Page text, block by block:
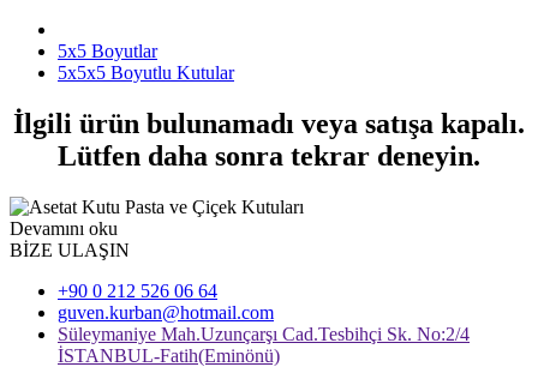
5x5 Boyutlar
5x5x5 Boyutlu Kutular
İlgili ürün bulunamadı veya satışa kapalı.
Lütfen daha sonra tekrar deneyin.
Devamını oku
BİZE ULAŞIN
+90 0 212 526 06 64
guven.kurban@hotmail.com
Süleymaniye Mah.Uzunçarşı Cad.Tesbihçi Sk. No:2/4
İSTANBUL-Fatih(Eminönü)